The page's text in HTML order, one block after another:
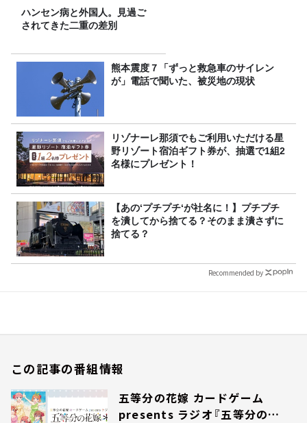
ハンセン病と外国人。見過ご
されてきた二重の差別
熊本震度７「ずっと救急車のサイレン
が」電話で聞いた、被災地の現状
リゾナーレ那須でもご利用いただける星
野リゾート宿泊ギフト券が、抽選で1組2
名様にプレゼント！
【あの‘プチプチ‘が社名に！】プチプチ
を潰してから捨てる？そのまま潰さずに
捨てる？
Recommended by
この記事の番組情報
五等分の花嫁 カードゲーム
presents ラジオ『五等分の花